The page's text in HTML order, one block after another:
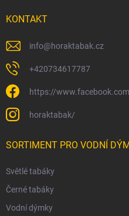
KONTAKT
info@horaktabak.cz
+420734617787
https://
horaktabak/
SORTIMENT PRO VODNÍ
Světlé tabáky
Černé tabáky
Vodní dýmky